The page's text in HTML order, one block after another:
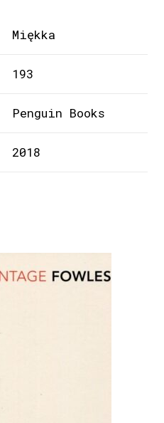
Miękka
193
Penguin Books
2018